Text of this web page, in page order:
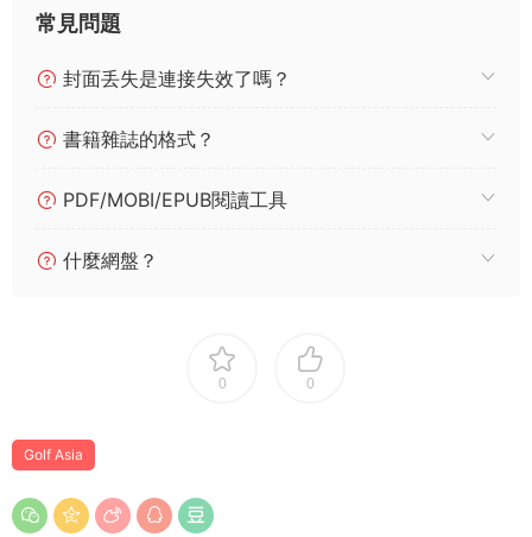
常見問題
封面丢失是連接失效了嗎？
書籍雜誌的格式？
PDF/MOBI/EPUB閱讀工具
什麼網盤？
0 0
Golf Asia